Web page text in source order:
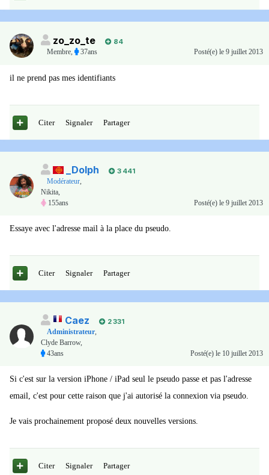
zo_zo_te
84
Membre, 37ans Posté(e) le 9 juillet 2013
il ne prend pas mes identifiants
Citer Signaler Partager
_Dolph
3 441
Modérateur,
Nikita,
155ans
Posté(e) le 9 juillet 2013
Essaye avec l'adresse mail à la place du pseudo.
Citer Signaler Partager
Caez
2 331
Administrateur,
Clyde Barrow,
43ans
Posté(e) le 10 juillet 2013
Si c'est sur la version iPhone / iPad seul le pseudo passe et pas l'adresse
email, c'est pour cette raison que j'ai autorisé la connexion via pseudo.
Je vais prochainement proposé deux nouvelles versions.
Citer Signaler Partager